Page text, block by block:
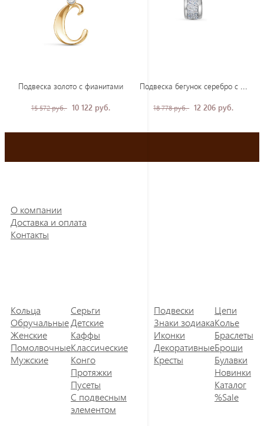
Подвеска золото с фианитами
15 572 руб. 10 122 руб. 18 778 руб. 12 206 руб.
О компании
Доставка и оплата
Контакты
Кольца
Обручальные
Женские
Помолвочные
Мужские
Серьги
Детские
Каффы
Классические
Конго
Протяжки
Пусеты
С подвесным
элементом
Подвески
Знаки зодиака
Иконки
Декоративные
Кресты
Цепи
Колье
Браслеты
Броши
Булавки
Новинки
Каталог
%Sale